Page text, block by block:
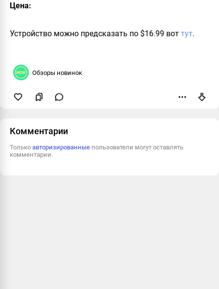
Цена:
Устройство можно предсказать по $16.99 вот тут.
Обзоры новинок
Комментарии
Только авторизированные пользователи могут оставлять
комментарии.